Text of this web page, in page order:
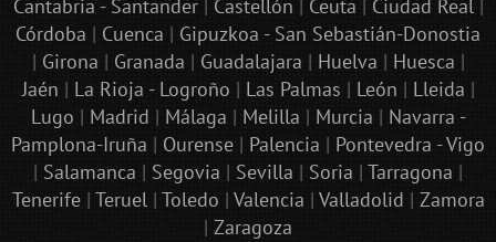
Cantabria - Santander| Castellón | Ceuta | Ciudad Real|
Córdoba | Cuenca | Gipuzkoa - San Sebastián-Donostia
| Girona | Granada | Guadalajara | Huelva | Huesca |
Jaén | La Rioja - Logroño | Las Palmas | León | Lleida |
Lugo | Madrid | Málaga | Melilla | Murcia | Navarra -
Pamplona-Iruña | Ourense | Palencia | Pontevedra - Vigo
| Salamanca | Segovia | Sevilla | Soria | Tarragona |
Tenerife| Teruel| Toledo | Valencia | Valladolid | Zamora
| Zaragoza